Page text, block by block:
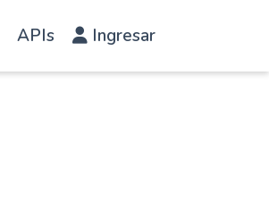
APIs Ingresar